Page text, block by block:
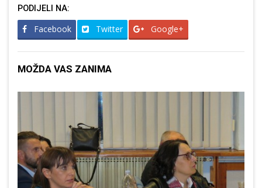
PODIJELI NA:
Facebook Twitter Google+
MOŽDA VAS ZANIMA